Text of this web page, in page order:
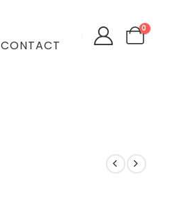
CONTACT
0